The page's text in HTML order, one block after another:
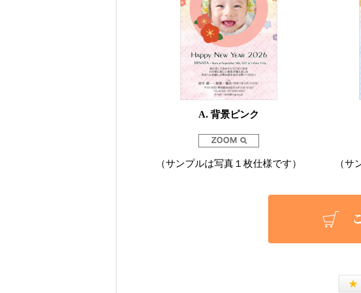
A. 背景ピンク
（サンプルは写真１枚仕様です） （サ
★